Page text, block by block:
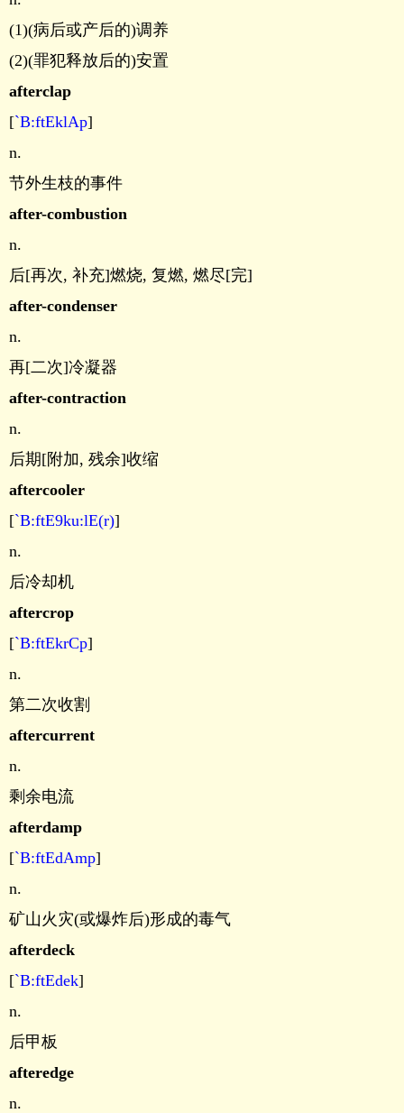
(1)(病后或产后的)调养
(2)(罪犯释放后的)安置
afterclap
[`B:ftEklAp]
n.
节外生枝的事件
after-combustion
n.
后[再次, 补充]燃烧, 复燃, 燃尽[完]
after-condenser
n.
再[二次]冷凝器
after-contraction
n.
后期[附加, 残余]收缩
aftercooler
[`B:ftE9ku:lE(r)]
n.
后冷却机
aftercrop
[`B:ftEkrCp]
n.
第二次收割
aftercurrent
n.
剩余电流
afterdamp
[`B:ftEdAmp]
n.
矿山火灾(或爆炸后)形成的毒气
afterdeck
[`B:ftEdek]
n.
后甲板
afteredge
n.